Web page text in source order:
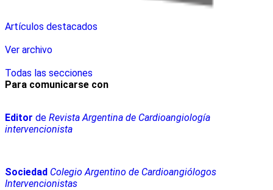
Artículos destacados
Ver archivo
Todas las secciones
Para comunicarse con
Editor de Revista Argentina de Cardioangiología
intervencionista
Sociedad Colegio Argentino de Cardioangiólogos
Intervencionistas